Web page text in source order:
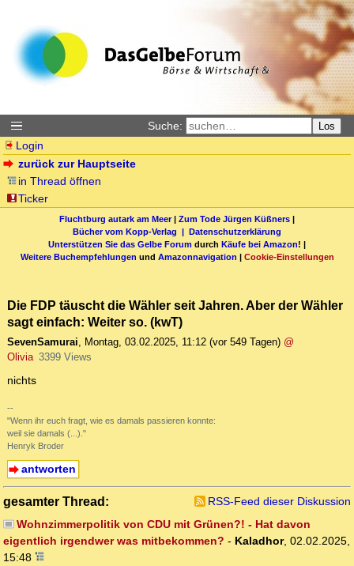
Suche: Los
Login
zurück zur Hauptseite
in Thread öffnen
Ticker
Fluchtburg autark am Meer| Zum Tode Jürgen Küßners |
Bücher vom Kopp-Verlag | Datenschutzerklärung
Unterstützen Sie das Gelbe Forum durch Käufe bei Amazon! |
Weitere Buchempfehlungen und Amazonnavigation | Cookie-Einstellungen
Die FDP täuscht die Wähler seit Jahren. Aber der Wähler
sagt einfach: Weiter so. (kwT)
SevenSamurai, Montag, 03.02.2025, 11:12 (vor 549 Tagen) @
Olivia 3399 Views
nichts
--
"Wenn ihr euch fragt, wie es damals passieren konnte:
weil sie damals (...)."
Henryk Broder
antworten
gesamter Thread:
RSS-Feed dieser Diskussion
Wohnzimmerpolitik von CDU mit Grünen?! - Hat davon
eigentlich irgendwer was mitbekommen? - Kaladhor, 02.02.2025,
15:48